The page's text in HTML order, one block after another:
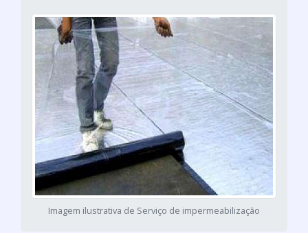
Imagem ilustrativa de Serviço de impermeabilização